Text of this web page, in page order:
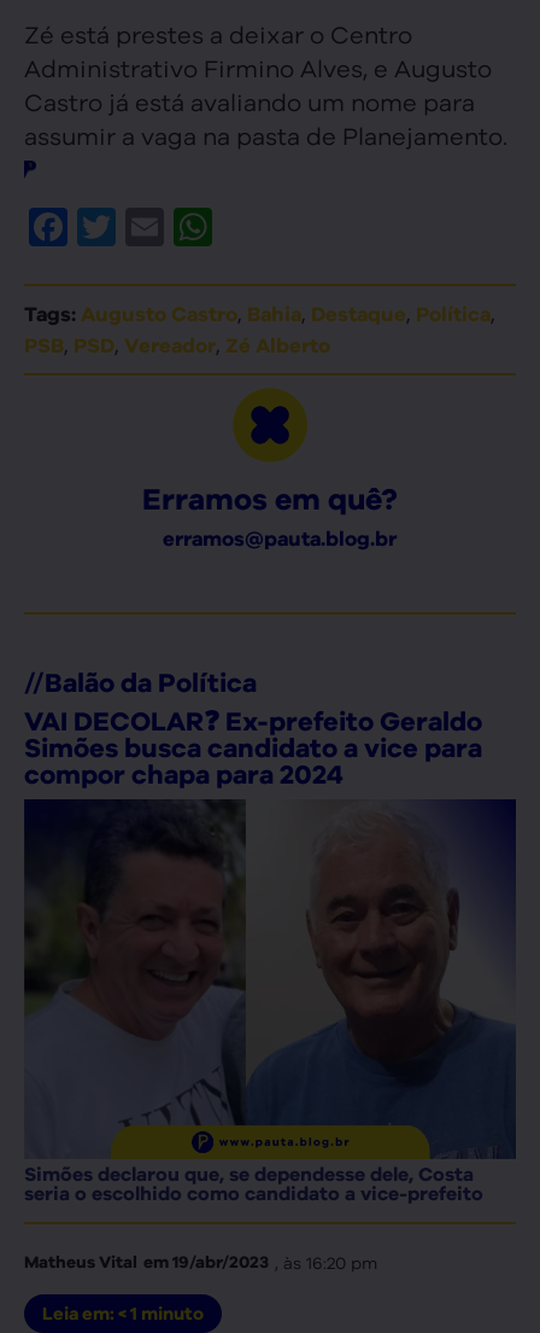
Zé está prestes a deixar o Centro
Administrativo Firmino Alves, e Augusto
Castro já está avaliando um nome para
assumir a vaga na pasta de Planejamento.
Facebook
Twitter
Email
Tags: Augusto Castro, Bahia, Destaque, Política,
PSB, PSD, Vereador, Zé Alberto
Erramos em quê?
erramos@pauta.blog.br
//Balão da Política
VAI DECOLAR❓ Ex-prefeito Geraldo
Simões busca candidato a vice para
compor chapa para 2024
Simões declarou que, se dependesse dele, Costa
seria o escolhido como candidato a vice-prefeito
Matheus Vital em19/abr/2023 , às 16:20 pm
Leia em: < 1 minuto